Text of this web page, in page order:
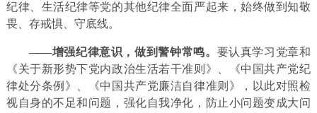
纪律、生活纪律等党的其他纪律全面严起来，始终做到知敬
畏、存戒惧、守底线。
——增强纪律意识，做到警钟常鸣。 要认真学习党章和
《关于新形势下党内政治生活若干准则》、《中国共产党纪
律处分条例》、《中国共产党廉洁自律准则》，以此对照检
视自身的不足和问题，强化自我净化，防止小问题变成大问